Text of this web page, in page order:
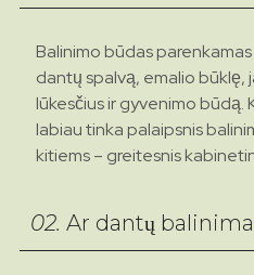
Balinimo būdas
dantų spalvą, emalio būklę,
lūkesčius ir gyvenimo būdą.
labiau tinka palaipsnis
kitiems – greitesnis
02. Ar dantų